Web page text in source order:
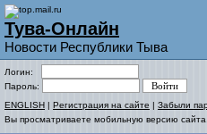
Тува-Онлайн
Новости Республики Тыва
Логин:
Пароль:
ENGLISH | Регистрация на сайте | Забыли
Вы просматриваете мобильную версию сайта.